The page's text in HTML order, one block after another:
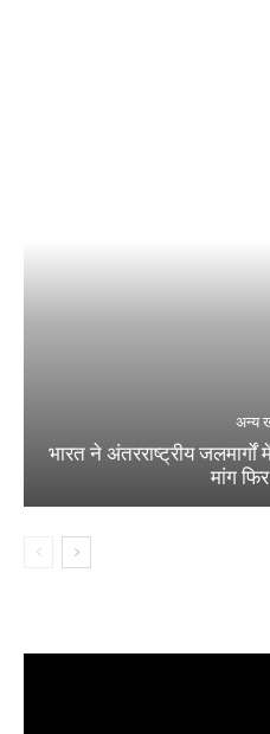
अन्य
भारत ने अंतरराष्ट्रीय जलमार्गों
मांग